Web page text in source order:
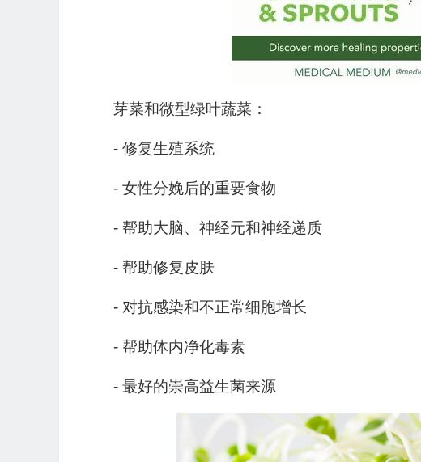
芽菜和微型绿叶蔬菜：
- 修复生殖系统
- 女性分娩后的重要食物
- 帮助大脑、神经元和神经递质
- 帮助修复皮肤
- 对抗感染和不正常细胞增长
- 帮助体内净化毒素
- 最好的崇高益生菌来源